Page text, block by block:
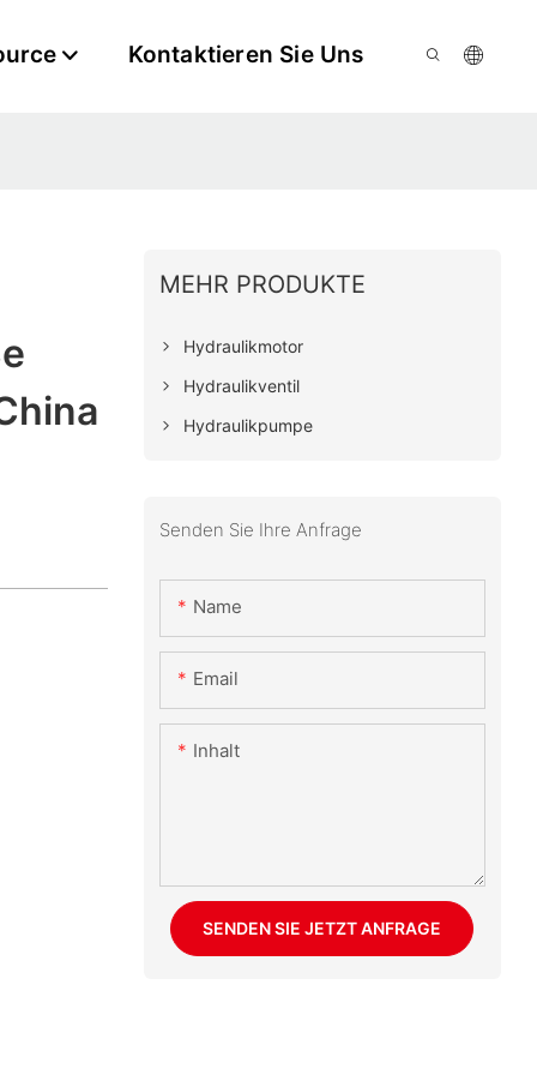
Kontaktieren Sie Uns
MEHR PRODUKTE
Hydraulikmotor
Hydraulikventil
Hydraulikpumpe
Senden Sie Ihre Anfrage
Name
Email
Inhalt
SENDEN SIE JETZT ANFRAGE